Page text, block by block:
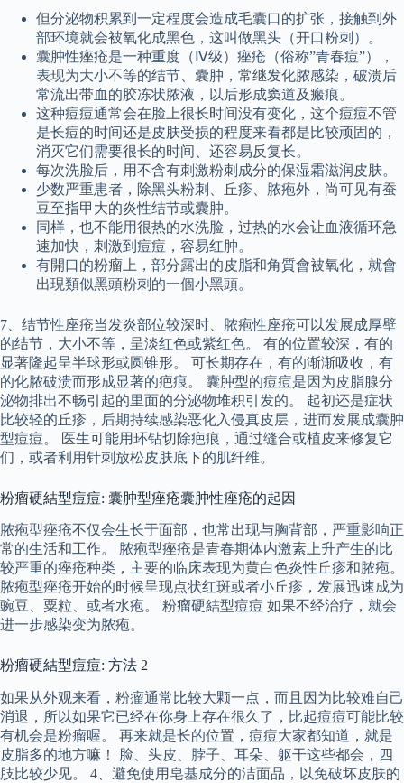
但分泌物积累到一定程度会造成毛囊口的扩张，接触到外
部环境就会被氧化成黑色，这叫做黑头（开口粉刺）。
囊肿性痤疮是一种重度（Ⅳ级）痤疮（俗称”青春痘”），
表现为大小不等的结节、囊肿，常继发化脓感染，破溃后
常流出带血的胶冻状脓液，以后形成窦道及瘢痕。
这种痘痘通常会在脸上很长时间没有变化，这个痘痘不管
是长痘的时间还是皮肤受损的程度来看都是比较顽固的，
消灭它们需要很长的时间、还容易反复长。
每次洗脸后，用不含有刺激粉刺成分的保湿霜滋润皮肤。
少数严重患者，除黑头粉刺、丘疹、脓疱外，尚可见有蚕
豆至指甲大的炎性结节或囊肿。
同样，也不能用很热的水洗脸，过热的水会让血液循环急
速加快，刺激到痘痘，容易红肿。
有開口的粉瘤上，部分露出的皮脂和角質會被氧化，就會
出現類似黑頭粉刺的一個小黑頭。
7、结节性座疮当发炎部位较深时、脓疱性座疮可以发展成厚壁
的结节，大小不等，呈淡红色或紫红色。 有的位置较深，有的
显著隆起呈半球形或圆锥形。 可长期存在，有的渐渐吸收，有
的化脓破溃而形成显著的疤痕。 囊肿型的痘痘是因为皮脂腺分
泌物排出不畅引起的里面的分泌物堆积引发的。 起初还是症状
比较轻的丘疹，后期持续感染恶化入侵真皮层，进而发展成囊肿
型痘痘。 医生可能用环钻切除疤痕，通过缝合或植皮来修复它
们，或者利用针刺放松皮肤底下的肌纤维。
粉瘤硬結型痘痘: 囊肿型痤疮囊肿性痤疮的起因
脓疱型痤疮不仅会生长于面部，也常出现与胸背部，严重影响正
常的生活和工作。 脓疱型痤疮是青春期体内激素上升产生的比
较严重的痤疮种类，主要的临床表现为黄白色炎性丘疹和脓疱。
脓疱型痤疮开始的时候呈现点状红斑或者小丘疹，发展迅速成为
豌豆、粟粒、或者水疱。 粉瘤硬結型痘痘 如果不经治疗，就会
进一步感染变为脓疱。
粉瘤硬結型痘痘: 方法 2
如果从外观来看，粉瘤通常比较大颗一点，而且因为比较难自己
消退，所以如果它已经在你身上存在很久了，比起痘痘可能比较
有机会是粉瘤喔。 再来就是长的位置，痘痘大家都知道，就是
皮脂多的地方嘛！ 脸、头皮、脖子、耳朵、躯干这些都会，四
肢比较少见。 4、避免使用皂基成分的洁面品，以免破坏皮肤的